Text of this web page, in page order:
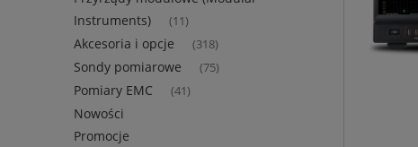
Instruments)
(11)
Akcesoria i opcje (318)
Sondy pomiarowe (75)
Pomiary EMC (41)
Nowości
Promocje